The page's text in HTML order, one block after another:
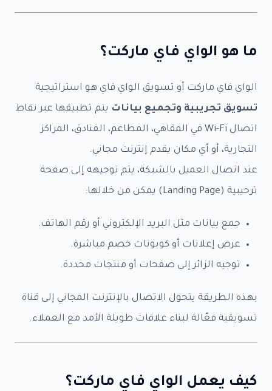
ما هو الواي فاي ماركت؟
الواي فاي ماركت أو تسويق الواي فاي هو استراتيجية
تسويق تجريبية وتجميع بيانات يتم تطبيقها عبر نقاط
اتصال Wi-Fi في المقاهي، المطاعم، الفنادق، المراكز
التجارية، أو أي مكان يقدم إنترنت مجاني.
عند اتصال العميل بالشبكة، يتم توجيهه إلى صفحة
ترحيبية (Landing Page) يمكن من خلالها:
جمع بيانات مثل البريد الإلكتروني أو رقم الهاتف.
عرض إعلانات أو كوبونات خصم مباشرة.
توجيه الزائر إلى صفحات أو منتجات محددة.
بهذه الطريقة يتحول الاتصال بالإنترنت المجاني إلى قناة
تسويقية فعّالة لبناء علاقات طويلة الأمد مع العملاء.
كيف يعمل الواي فاي ماركت؟